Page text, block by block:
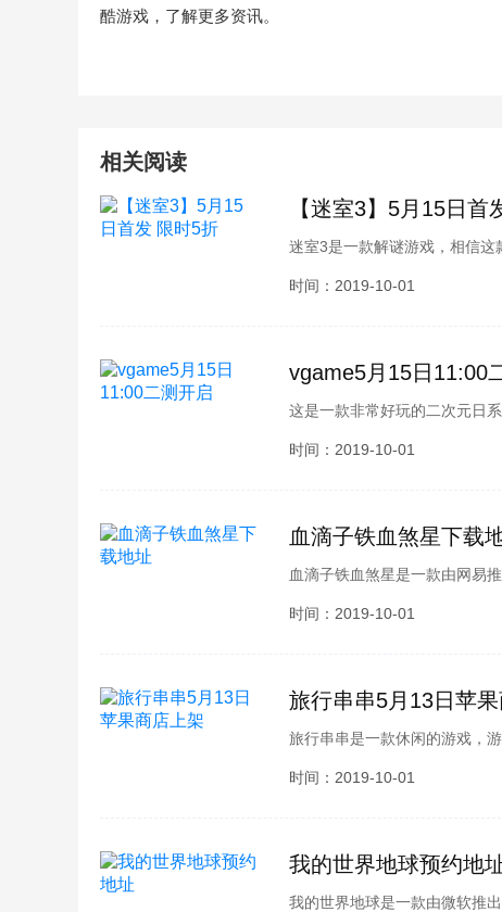
酷游戏，了解更多资讯。
相关阅读
【迷室3】5月15日首
迷室3是一款解谜游戏，相信
候上线呢，很多玩家也都比较
时间：2019-10-01
vgame5月15日11:00
这是一款非常好玩的二次元日
二测开启会有什么变化呢？相
时间：2019-10-01
血滴子铁血煞星下载
血滴子铁血煞星是一款由网易
险类RPG手游，相信很多玩家
时间：2019-10-01
旅行串串5月13日苹
旅行串串是一款休闲的游戏，
行的艰辛，相信很多玩家一定
时间：2019-10-01
我的世界地球预约地
我的世界地球是一款由微软推